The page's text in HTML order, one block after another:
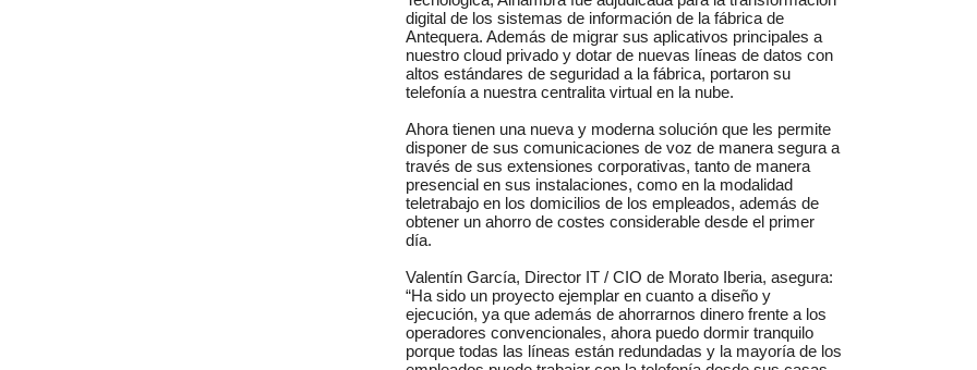
digital de los sistemas de información de la fábrica de
Antequera. Además de migrar sus aplicativos principales a
nuestro cloud privado y dotar de nuevas líneas de datos con
altos estándares de seguridad a la fábrica, portaron su
telefonía a nuestra centralita virtual en la nube.
Ahora tienen una nueva y moderna solución que les permite
disponer de sus comunicaciones de voz de manera segura a
través de sus extensiones corporativas, tanto de manera
presencial en sus instalaciones, como en la modalidad
teletrabajo en los domicilios de los empleados, además de
obtener un ahorro de costes considerable desde el primer
día.
Valentín García, Director IT / CIO de Morato Iberia, asegura:
“Ha sido un proyecto ejemplar en cuanto a diseño y
ejecución, ya que además de ahorrarnos dinero frente a los
operadores convencionales, ahora puedo dormir tranquilo
porque todas las líneas están redundadas y la mayoría de los